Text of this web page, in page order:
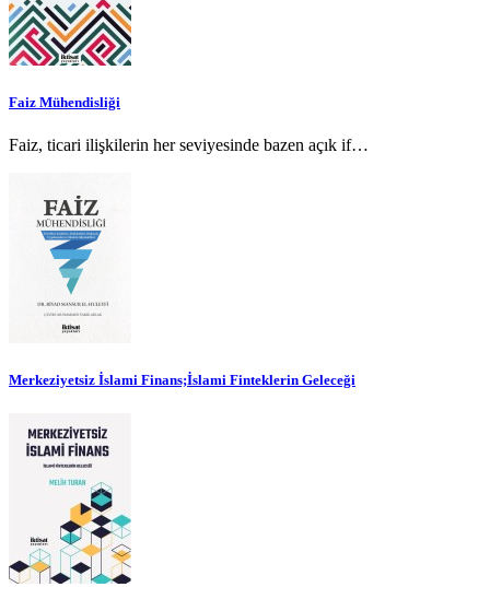
Faiz Mühendisliği
Faiz, ticari ilişkilerin her seviyesinde bazen açık if…
Merkeziyetsiz İslami Finans;İslami Finteklerin Geleceği